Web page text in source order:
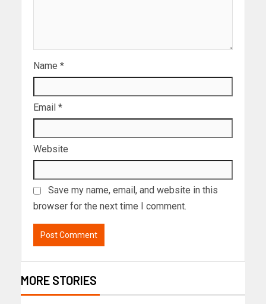
Name *
Email *
Website
Save my name, email, and website in this
browser for the next time I comment.
MORE STORIES